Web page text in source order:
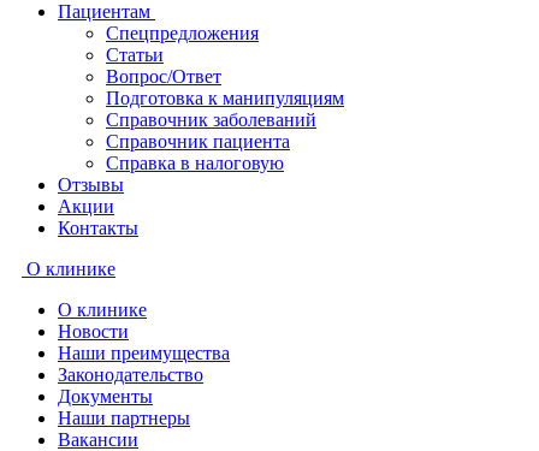
Пациентам
Спецпредложения
Статьи
Вопрос/Ответ
Подготовка к манипуляциям
Справочник заболеваний
Справочник пациента
Справка в налоговую
Отзывы
Акции
Контакты
О клинике
О клинике
Новости
Наши преимущества
Законодательство
Документы
Наши партнеры
Вакансии